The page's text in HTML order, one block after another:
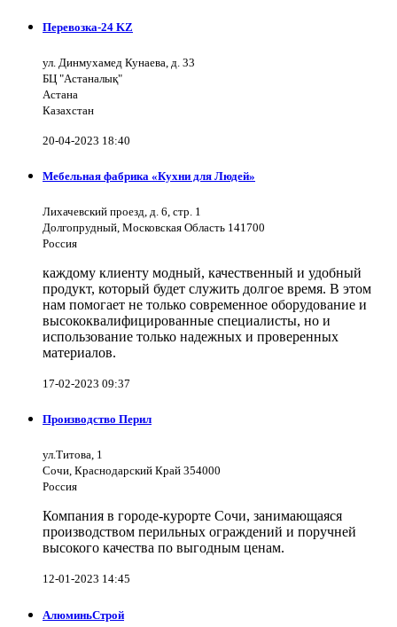
Перевозка-24 KZ
ул. Динмухамед Кунаева, д. 33
БЦ "Астаналық"
Астана
Казахстан
20-04-2023 18:40
Мебельная фабрика «Кухни для Людей»
Лихачевский проезд, д. 6, стр. 1
Долгопрудный, Московская Область 141700
Россия
каждому клиенту модный, качественный и удобный
продукт, который будет служить долгое время. В этом
нам помогает не только современное оборудование и
высококвалифицированные специалисты, но и
использование только надежных и проверенных
материалов.
17-02-2023 09:37
Производство Перил
ул.Титова, 1
Сочи, Краснодарский Край 354000
Россия
Компания в городе-курорте Сочи, занимающаяся
производством перильных ограждений и поручней
высокого качества по выгодным ценам.
12-01-2023 14:45
АлюминьСтрой